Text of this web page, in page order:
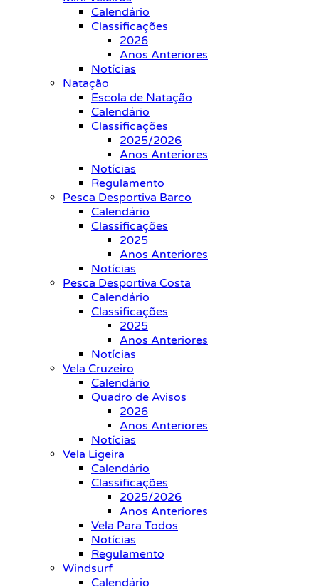
Calendário
Classificações
2026
Anos Anteriores
Notícias
Natação
Escola de Natação
Calendário
Classificações
2025/2026
Anos Anteriores
Notícias
Regulamento
Pesca Desportiva Barco
Calendário
Classificações
2025
Anos Anteriores
Notícias
Pesca Desportiva Costa
Calendário
Classificações
2025
Anos Anteriores
Notícias
Vela Cruzeiro
Calendário
Quadro de Avisos
2026
Anos Anteriores
Notícias
Vela Ligeira
Calendário
Classificações
2025/2026
Anos Anteriores
Vela Para Todos
Notícias
Regulamento
Windsurf
Calendário